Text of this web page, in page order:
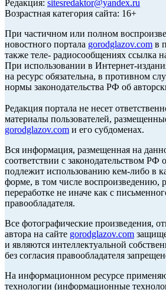
Редакция: sitesredaktor@yandex.ru
Возрастная категория сайта: 16+
При частичном или полном
новостного портала gorodglazov.com в
также теле- радиосообщениях ссылка
При использовании в Интернет-
на ресурс обязательна, в противном
нормы законодательства РФ об
Редакция портала не несет
материалы пользователей,
gorodglazov.com и его субдоменах.
Вся информация, размещенная на
соответствии с законодательством РФ
подлежит использованию кем-либо в
форме, в том числе воспроизведению,
переработке не иначе как с
правообладателя.
Все фотографические произведения,
автора на сайте gorodglazov.com
и являются интеллектуальной
без согласия правообладателя
На информационном ресурсе
технологии (информационные